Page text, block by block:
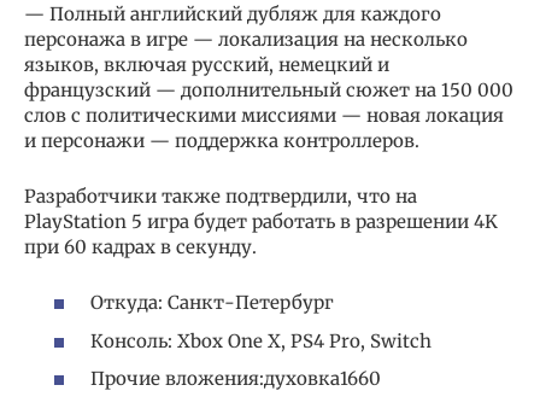
— Полный английский дубляж для каждого
персонажа в игре — локализация на несколько
языков, включая русский, немецкий и
французский — дополнительный сюжет на 150 000
слов с политическими миссиями — новая локация
и персонажи — поддержка контроллеров.
Разработчики также подтвердили, что на
PlayStation 5 игра будет работать в разрешении 4K
при 60 кадрах в секунду.
Откуда: Санкт-Петербург
Консоль: Xbox One X, PS4 Pro, Switch
Прочие вложения:духовка1660